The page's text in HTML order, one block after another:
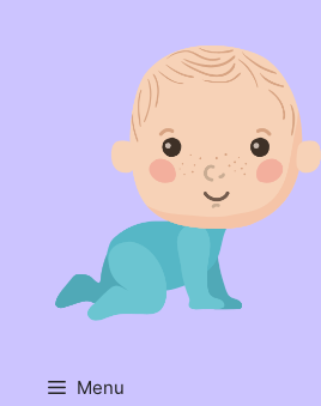
Menu